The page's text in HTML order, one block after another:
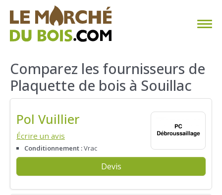
CHAUFFAGE AU BOIS
FAQ
TROUVER SON FOURNISSEUR
BLOG
Comparez les fournisseurs de
Plaquette de bois à Souillac
Pol Vuillier
Écrire un avis
Conditionnement :Vrac
Devis